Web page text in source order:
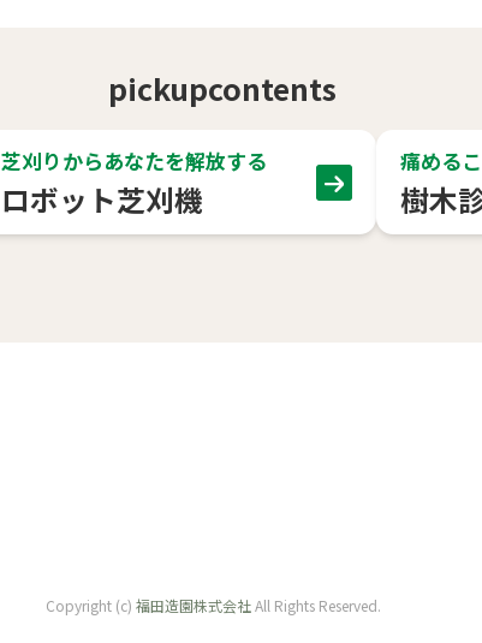
芝刈りからあなたを解放する
ロボット芝刈機
痛める
樹木
Copyright (c) 福田造園株式会社All Rights Reserved.